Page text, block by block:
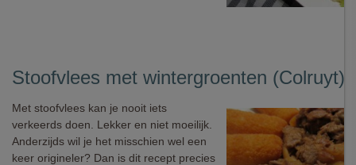
Stoofvlees met wintergroenten (Colruyt)
Met stoofvlees kan je nooit iets
verkeerds doen. Lekker en niet moeilijk.
Anderzijds wil je het misschien wel een
keer origineler? Dan is dit recept precies